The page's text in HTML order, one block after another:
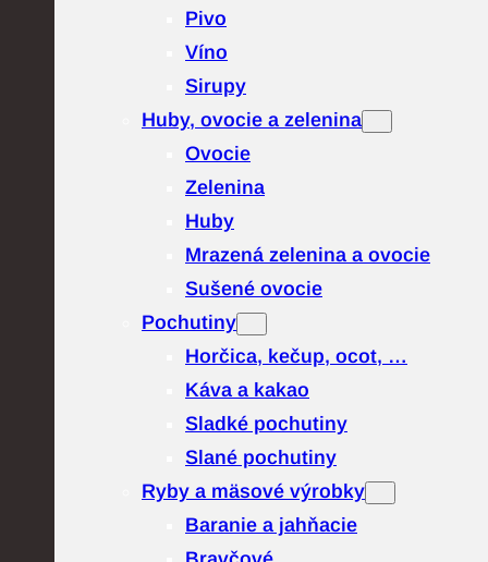
Pivo
Víno
Sirupy
Huby, ovocie a zelenina
Ovocie
Zelenina
Huby
Mrazená zelenina a ovocie
Sušené ovocie
Pochutiny
Horčica, kečup, ocot, …
Káva a kakao
Sladké pochutiny
Slané pochutiny
Ryby a mäsové výrobky
Baranie a jahňacie